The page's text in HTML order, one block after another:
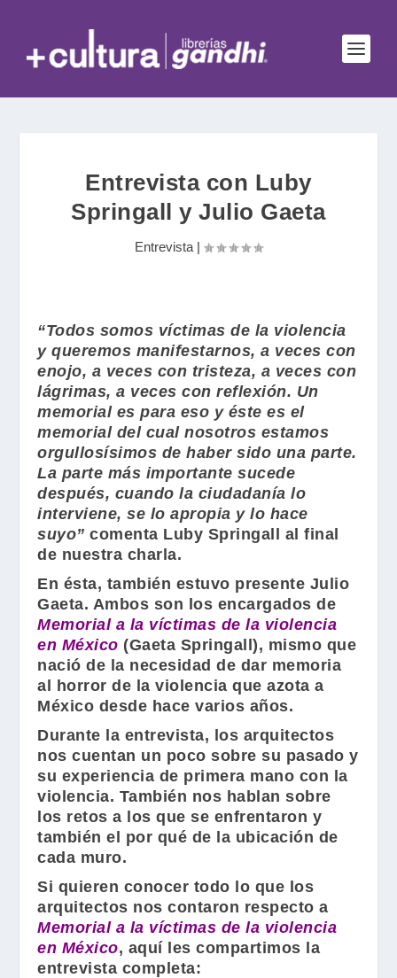
Entrevista con Luby
Springall y Julio Gaeta
Entrevista |
“Todos somos víctimas de la violencia
y queremos manifestarnos, a veces con
enojo, a veces con tristeza, a veces con
lágrimas, a veces con reflexión. Un
memorial es para eso y éste es el
memorial del cual nosotros estamos
orgullosísimos de haber sido una parte.
La parte más importante sucede
después, cuando la ciudadanía lo
interviene, se lo apropia y lo hace
suyo” comenta Luby Springall
al final
de nuestra charla.
En ésta, también estuvo presente Julio
Gaeta. Ambos son los encargados de
Memorial a la víctimas de la violencia
en México (Gaeta Springall), mismo que
nació de la necesidad de dar memoria
al horror de la violencia que azota a
México desde hace varios años.
Durante la entrevista, los arquitectos
nos cuentan un poco sobre su pasado y
su experiencia de primera mano con la
violencia. También nos hablan sobre
los retos a los que se enfrentaron y
también el por qué de la ubicación de
cada muro.
Si quieren conocer todo lo que los
arquitectos nos contaron respecto a
Memorial a la víctimas de la violencia
en México, aquí les compartimos la
entrevista completa: